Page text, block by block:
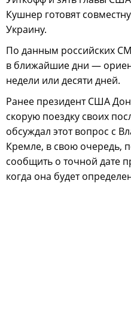
Кушнер готовят
Украину.
По данным российских
в ближайшие дни —
недели или десяти дней.
Ранее президент США
скорую поездку своих
обсуждал этот вопрос с
Кремле, в свою очередь,
сообщить о точной дате
когда она будет